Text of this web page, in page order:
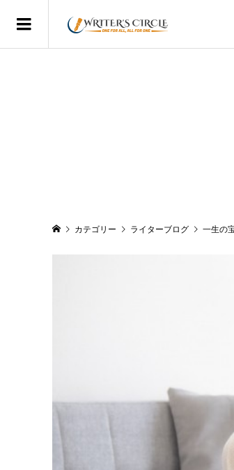
カテゴリー ライターブログ 一生の